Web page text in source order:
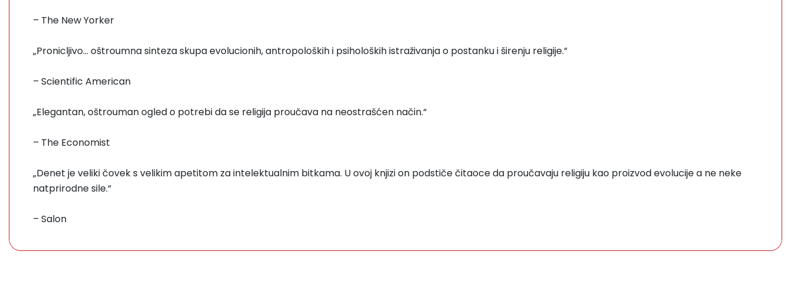
– The New Yorker
„Pronicljivo... oštroumna sinteza skupa evolucionih, antropoloških i psiholoških istraživanja o postanku i širenju religije.“
– Scientific American
„Elegantan, oštrouman ogled o potrebi da se religija proučava na neostrašćen način.“
– The Economist
„Denet je veliki čovek s velikim apetitom za intelektualnim bitkama. U ovoj knjizi on podstiče čitaoce da proučavaju religiju kao proizvod evolucije a ne neke
natprirodne sile.“
– Salon